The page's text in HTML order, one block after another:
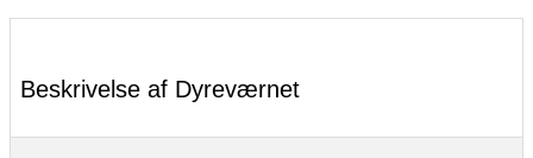
Beskrivelse af Dyreværnet